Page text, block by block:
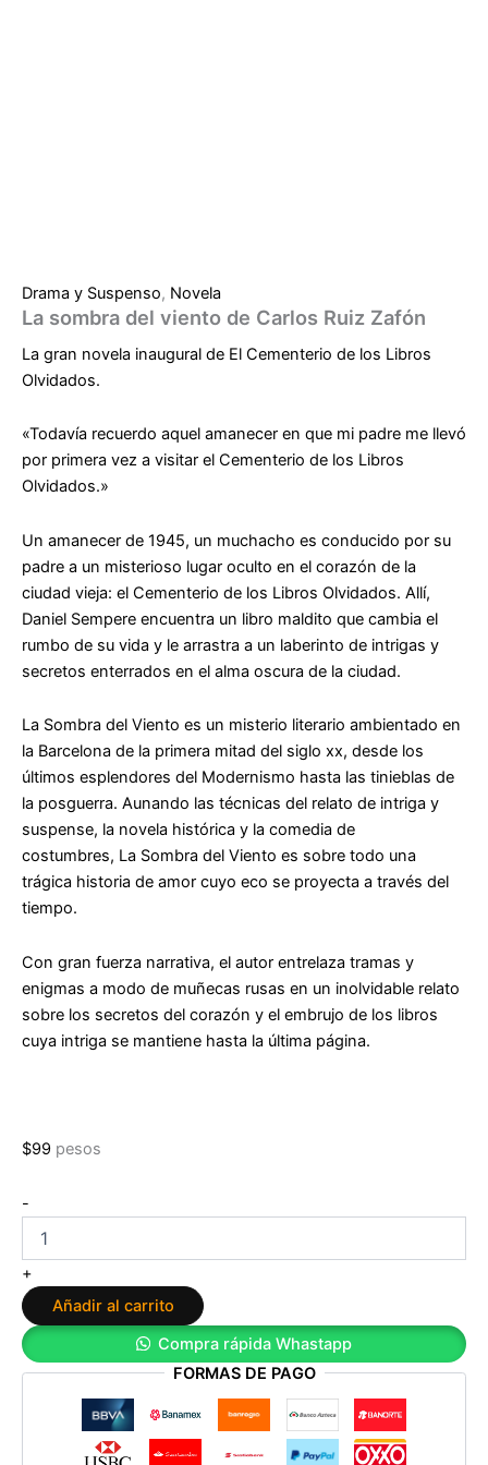
Drama y Suspenso, Novela
La sombra del viento de Carlos Ruiz Zafón
La gran novela inaugural de El Cementerio de los Libros
Olvidados.
«Todavía recuerdo aquel amanecer en que mi padre me llevó
por primera vez a visitar el Cementerio de los Libros
Olvidados.»
Un amanecer de 1945, un muchacho es conducido por su
padre a un misterioso lugar oculto en el corazón de la
ciudad vieja: el Cementerio de los Libros Olvidados. Allí,
Daniel Sempere encuentra un libro maldito que cambia el
rumbo de su vida y le arrastra a un laberinto de intrigas y
secretos enterrados en el alma oscura de la ciudad.
La Sombra del Viento es un misterio literario ambientado en
la Barcelona de la primera mitad del siglo xx, desde los
últimos esplendores del Modernismo hasta las tinieblas de
la posguerra. Aunando las técnicas del relato de intriga y
suspense, la novela histórica y la comedia de
costumbres, La Sombra del Viento es sobre todo una
trágica historia de amor cuyo eco se proyecta a través del
tiempo.
Con gran fuerza narrativa, el autor entrelaza tramas y
enigmas a modo de muñecas rusas en un inolvidable relato
sobre los secretos del corazón y el embrujo de los libros
cuya intriga se mantiene hasta la última página.
$99 pesos
-
sombra
del
viento
de
Carlos
Ruiz
cantidad
+
Añadir al carrito
Compra rápida Whastapp
FORMAS DE PAGO